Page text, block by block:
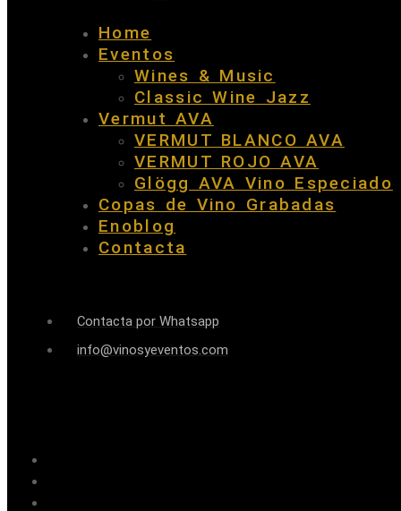
Home
Eventos
Wines & Music
Classic Wine Jazz
Vermut AVA
VERMUT BLANCO AVA
VERMUT ROJO AVA
Glögg AVA Vino Especiado
Copas de Vino Grabadas
Enoblog
Contacta
Contacta por Whatsapp
info@vinosyeventos.com